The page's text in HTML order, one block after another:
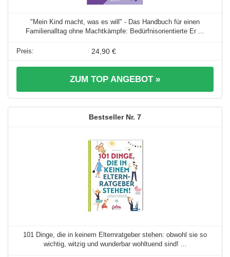
"Mein Kind macht, was es will" - Das Handbuch für einen
Familienalltag ohne Machtkämpfe: Bedürfnisorientierte Er ...
24,90 €
ZUM TOP ANGEBOT »
7
101 Dinge, die in keinem Elternratgeber stehen: obwohl sie so
wichtig, witzig und wunderbar wohltuend sind! ...